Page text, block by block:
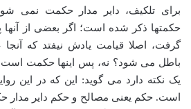
برای تلکیف، دایر مدار حکمت نمی
حکمتها ذکر شده است؛ اگر بعضی از آنها
گرفت، اصلا قیامت یادش نیفتد که
باطل می شود؟ نه، پس اینها حکمت
یک نکته دارد می گوید: این که در این
است. حکم یعنی مصالح و حکم دایر مدار